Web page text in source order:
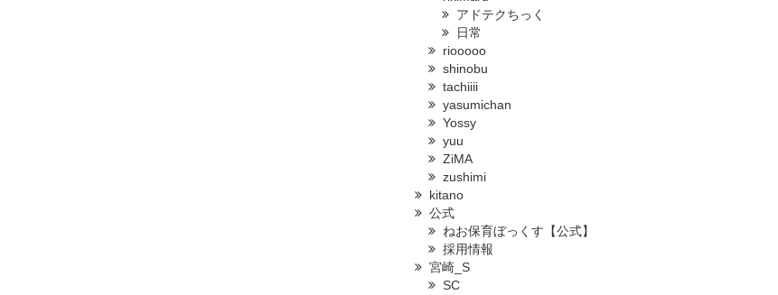
アドテクちっく
日常
riooooo
shinobu
tachiiii
yasumichan
Yossy
yuu
ZiMA
zushimi
kitano
公式
ねお保育ぼっくす【公式】
採用情報
宮崎_S
SC